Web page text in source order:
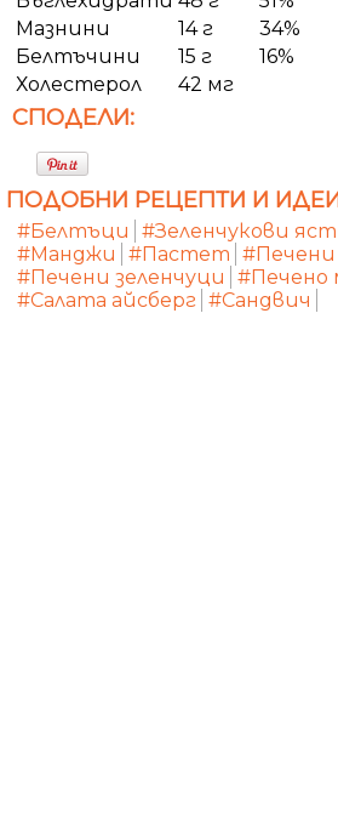
Мазнини
14 г
34%
Белтъчини
15 г
16%
Холестерол
42 мг
СПОДЕЛИ:
ПОДОБНИ РЕЦЕПТИ И
#Белтъци #Зеленчукови
#Манджи
#Пастет #Печени
#Печени зеленчуци
#Печено
#Салата айсберг #Сандвич